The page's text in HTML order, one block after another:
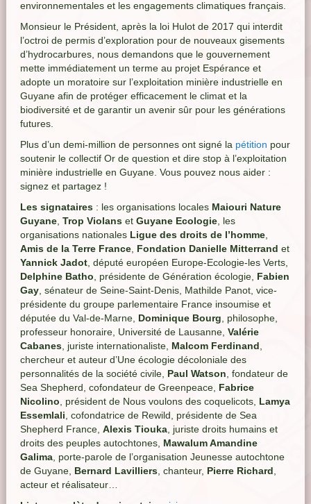
environnementales et les engagements climatiques français.
Monsieur le Président, après la loi Hulot de 2017 qui interdit
l’octroi de permis d’exploration pour de nouveaux gisements
d’hydrocarbures, nous demandons que le gouvernement
mette immédiatement un terme au projet Espérance et
adopte un moratoire sur l’exploitation minière industrielle en
Guyane afin de protéger efficacement le climat et la
biodiversité et de garantir un avenir sûr pour les générations
futures.
Plus d’un demi-million de personnes ont signé la pétition pour
soutenir le collectif Or de question et dire stop à l’exploitation
minière industrielle en Guyane. Vous pouvez nous aider :
signez et partagez !
Les signataires: les organisations locales Maiouri Nature
Guyane, Trop Violanset Guyane Ecologie, les
organisations nationales Ligue des droits de l’homme,
Amis de la Terre France, Fondation Danielle Mitterrand et
Yannick Jadot, député européen Europe-Ecologie-les Verts,
Delphine Batho, présidente de Génération écologie, Fabien
Gay, sénateur de Seine-Saint-Denis, Mathilde Panot, vice-
présidente du groupe parlementaire France insoumise et
députée du Val-de-Marne, Dominique Bourg, philosophe,
professeur honoraire, Université de Lausanne, Valérie
Cabanes, juriste internationaliste, Malcom Ferdinand ,
chercheur et auteur d’Une écologie décoloniale des
personnalités de la société civile, Paul Watson, fondateur de
Sea Shepherd, cofondateur de Greenpeace, Fabrice
Nicolino, président de Nous voulons des coquelicots, Lamya
Essemlali, cofondatrice de Rewild, présidente de Sea
Shepherd France, Alexis Tiouka, juriste droits humains et
droits des peuples autochtones, Mawalum Amandine
Galima, porte-parole de l’organisation Jeunesse autochtone
de Guyane, Bernard Lavilliers, chanteur, Pierre Richard ,
acteur et réalisateur…